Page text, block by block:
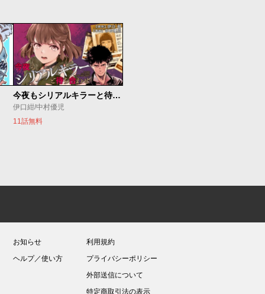
今夜もシリアルキラーと待ち合わせ
伊口紺/中村優児
11話無料
お知らせ
ヘルプ／使い方
利用規約
プライバシーポリシー
外部送信について
特定商取引法の表示